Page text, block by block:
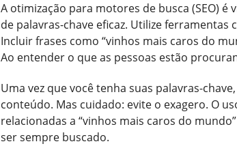
A otimização para motores de busca (SEO)
de palavras-chave eficaz. Utilize
Incluir frases como “vinhos mais caros do
Ao entender o que as pessoas estão
Uma vez que você tenha suas palavras-
conteúdo. Mas cuidado: evite o exagero. O
relacionadas a “vinhos mais caros do
ser sempre buscado.